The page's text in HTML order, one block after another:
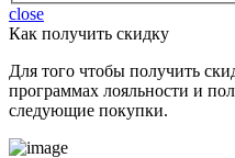
close
Как получить скидку
Для того чтобы получить
программах лояльности и
следующие покупки.